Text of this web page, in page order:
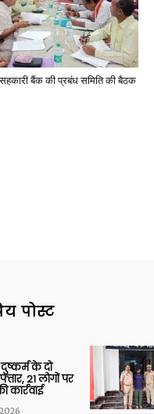
सहकारी बैंक की प्रबंध समिति की बैठक
पोस्ट
दुष्कर्म के दो
21 लोगों पर
कार्रवाई